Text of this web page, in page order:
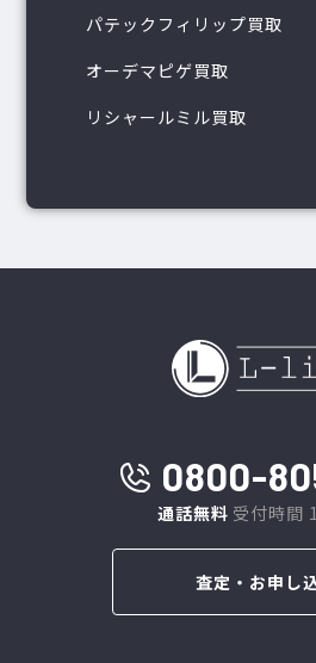
パテックフィリップ買取
オーデマピゲ買取
リシャールミル買取
0800-
通話無料 受付時間
査定・お申し